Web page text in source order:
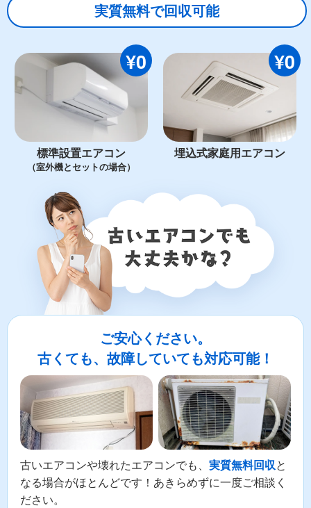
実質無料で回収可能
¥0
標準設置エアコン
（室外機とセットの場合）
¥0
埋込式家庭用エアコン
ご安心ください。
古くても、故障していても対応可能！
古いエアコンや壊れたエアコンでも、 実質無料回収と
なる場合がほとんどです！あきらめずに一度ご相談く
ださい。